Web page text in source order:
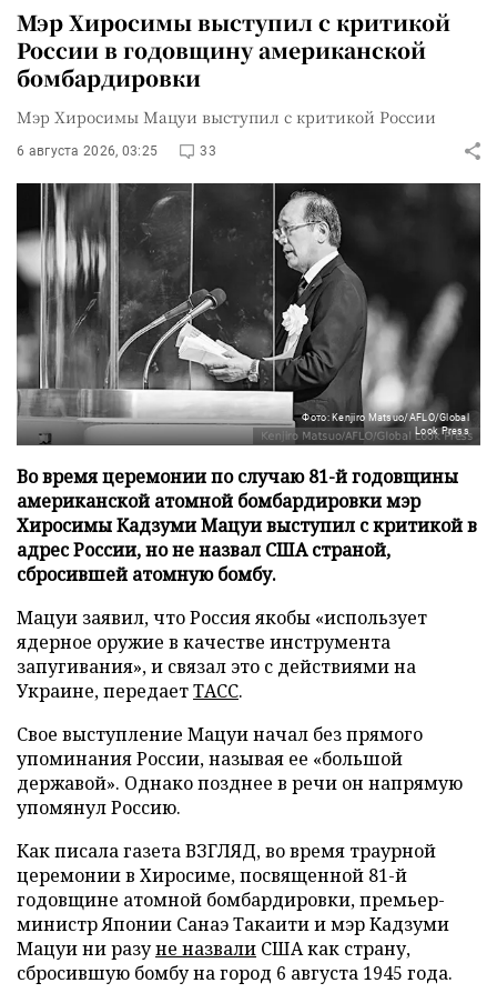
Мэр Хиросимы выступил с критикой
России в годовщину американской
бомбардировки
Мэр Хиросимы Мацуи выступил с критикой России
6 августа 2026, 03:25 33
Фото: Kenjiro Matsuo/AFLO/Global
Look Press
Во время церемонии по случаю 81-й годовщины
американской атомной бомбардировки мэр
Хиросимы Кадзуми Мацуи выступил с критикой в
адрес России, но не назвал США страной,
сбросившей атомную бомбу.
Мацуи заявил, что Россия якобы «использует
ядерное оружие в качестве инструмента
запугивания», и связал это с действиями на
Украине, передаетТАСС.
Свое выступление Мацуи начал без прямого
упоминания России, называя ее «большой
державой». Однако позднее в речи он напрямую
упомянул Россию.
Как писала газета ВЗГЛЯД, во время траурной
церемонии в Хиросиме, посвященной 81-й
годовщине атомной бомбардировки, премьер-
министр Японии Санаэ Такаити и мэр Кадзуми
Мацуи ни разуне назвали США как страну,
сбросившую бомбу на город 6 августа 1945 года.